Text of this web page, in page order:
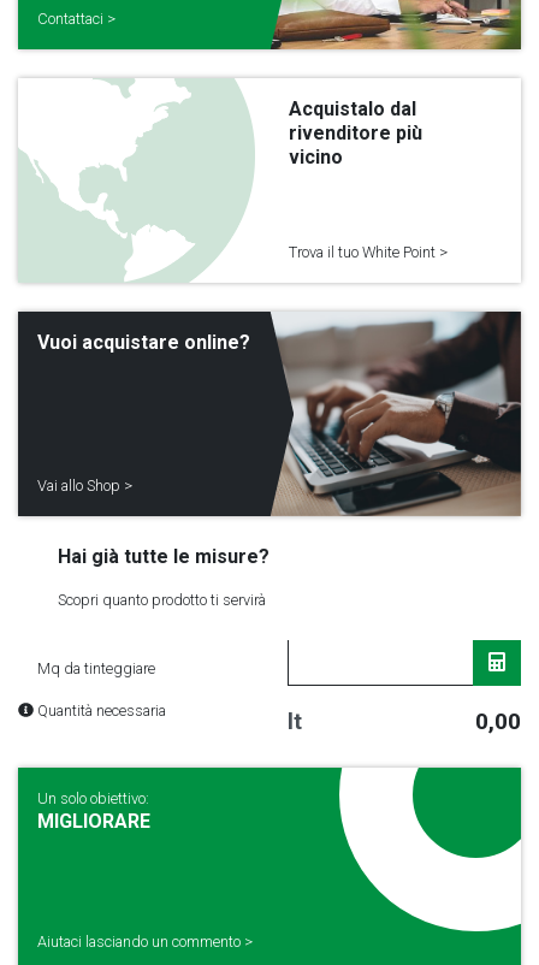
Contattaci >
Acquistalo dal
rivenditore più
vicino
Trova il tuo White Point >
Vuoi acquistare online?
Vai allo Shop >
Hai già tutte le misure?
Scopri quanto prodotto ti servirà
Mq da tinteggiare
Quantità necessaria lt 0,00
Un solo obiettivo:
MIGLIORARE
Aiutaci lasciando un commento >